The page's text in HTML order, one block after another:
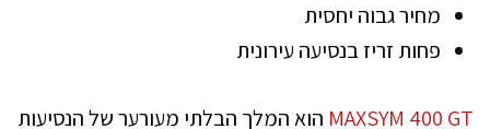
מחיר גבוה יחסית
פחות זריז בנסיעה עירונית
MAXSYM 400 GT הוא המלך הבלתי מעורער של הנסיעות